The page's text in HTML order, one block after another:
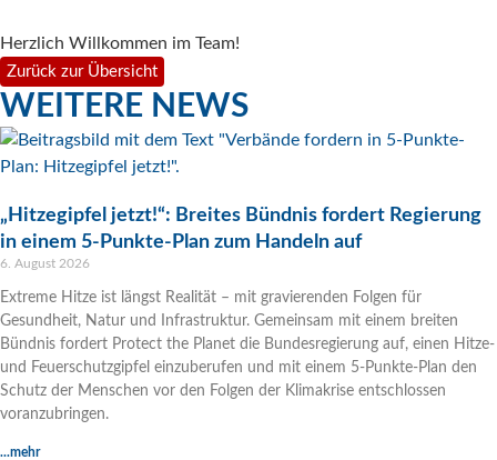
Herzlich Willkommen im Team!
Zurück zur Übersicht
WEITERE NEWS
„Hitzegipfel jetzt!“: Breites Bündnis fordert Regierung
in einem 5-Punkte-Plan zum Handeln auf
6. August 2026
Extreme Hitze ist längst Realität – mit gravierenden Folgen für
Gesundheit, Natur und Infrastruktur. Gemeinsam mit einem breiten
Bündnis fordert Protect the Planet die Bundesregierung auf, einen Hitze-
und Feuerschutzgipfel einzuberufen und mit einem 5-Punkte-Plan den
Schutz der Menschen vor den Folgen der Klimakrise entschlossen
voranzubringen.
...mehr